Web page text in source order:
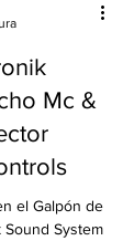
Mc &